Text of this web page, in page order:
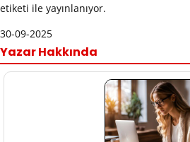
etiketi ile yayınlanıyor.
30-09-2025
Yazar Hakkında